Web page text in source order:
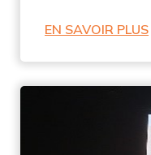
EN SAVOIR PLUS